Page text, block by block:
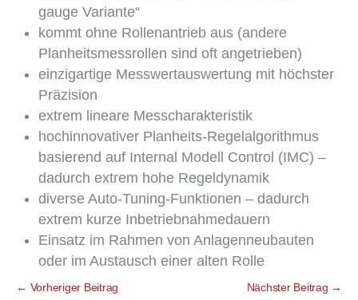
gauge Variante“
kommt ohne Rollenantrieb aus (andere
Planheitsmessrollen sind oft angetrieben)
einzigartige Messwertauswertung mit höchster
Präzision
extrem lineare Messcharakteristik
hochinnovativer Planheits-Regelalgorithmus
basierend auf Internal Modell Control (IMC) –
dadurch extrem hohe Regeldynamik
diverse Auto-Tuning-Funktionen – dadurch
extrem kurze Inbetriebnahmedauern
Einsatz im Rahmen von Anlagenneubauten
oder im Austausch einer alten Rolle
← Vorheriger Beitrag Nächster Beitrag →